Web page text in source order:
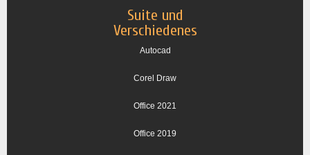
Suite und
Verschiedenes
Autocad
Corel Draw
Office 2021
Office 2019